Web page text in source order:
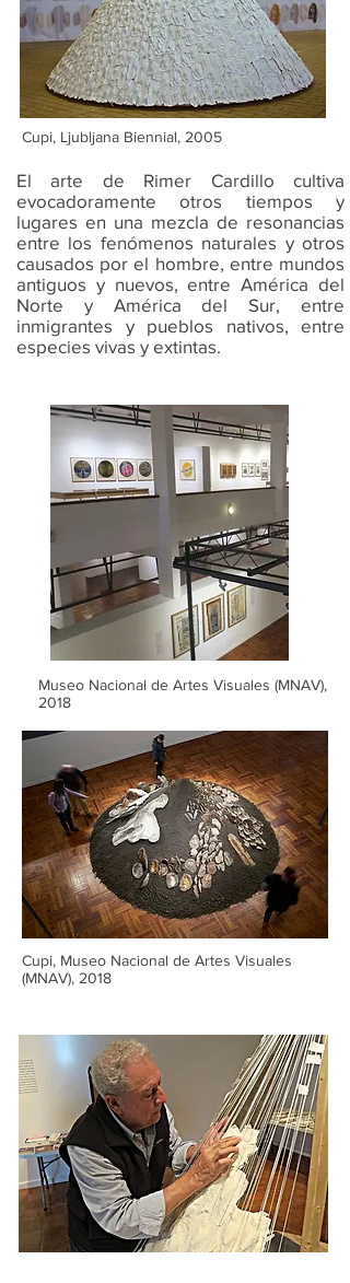
Cupi, Ljubljana Biennial, 2005
El arte de Rimer Cardillo cultiva
evocadoramente otros tiempos y
lugares en una mezcla de resonancias
entre los fenómenos naturales y otros
causados por el hombre, entre mundos
antiguos y nuevos, entre América del
Norte y América del Sur, entre
inmigrantes y pueblos nativos, entre
especies vivas y extintas.
Museo Nacional de Artes Visuales (MNAV),
2018
Cupi, Museo Nacional de Artes Visuales
(MNAV), 2018